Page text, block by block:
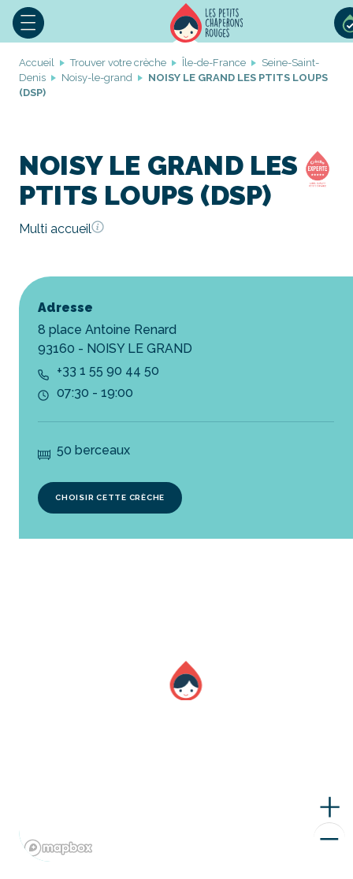
Accueil Trouver votre crèche Île-de-France
Seine-Saint-
Denis
Noisy-le-grand
NOISY LE GRAND LES PTITS LOUPS
(DSP)
NOISY LE GRAND LES
PTITS LOUPS (DSP)
Multi accueil
Adresse
8 place Antoine Renard
93160 - NOISY LE GRAND
+33 1 55 90 44 50
07:30 - 19:00
50 berceaux
CHOISIR CETTE CRÈCHE